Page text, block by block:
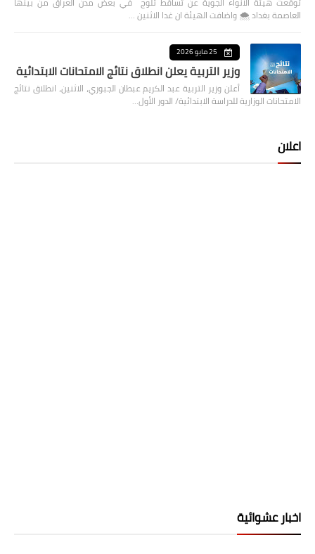
العاصمة بغداد ⁦🌨️⁩ واضافت الهيئة ان غدا الاثنين …
25 مايو 2026
وزير التربية يعلن انطلاق نتائج الامتحانات الابتدائية
أعلن وزير التربية عبد الكريم عبطان الجبوري، الاثنين، انطلاق نتائج
الامتحانات الوزارية للدراسة الابتدائية/ الدور الأول…
اعلان
اخبار عشوائية